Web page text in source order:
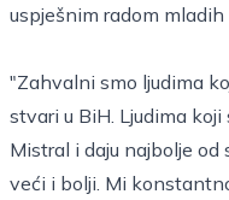
uspješnim radom mladih
"Zahvalni smo ljudima
stvari u BiH. Ljudima
Mistral i daju najbolje od
veći i bolji. Mi